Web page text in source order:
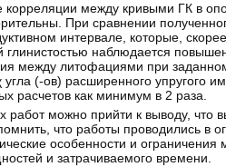
между кривыми ГК в
При сравнении
интервале, которые,
наблюдается
между литофациями при
угла (-ов) расширенного упругого
расчетов как минимум в 2 раза.
работ можно прийти к выводу,
что работы проводились в
особенности и
и затрачиваемого времени.